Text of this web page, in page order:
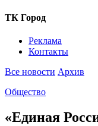
ТК Город
Реклама
Контакты
Все новости Архив
Общество
«Единая